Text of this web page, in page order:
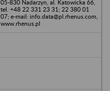
05-830 Nadarzyn, al. Katowicka 66,
tel. +48 22 331 23 31; 22 380 01
07; e-mail: info.data@pl.rhenus.com,
www.rhenus.pl